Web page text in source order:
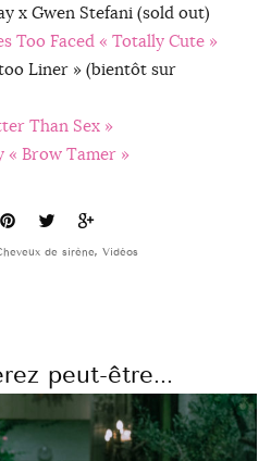
x Gwen Stefani (sold out)
Too Faced « Totally Cute »
Liner » (bientôt sur
Than Sex »
« Brow Tamer »
de sirène, Vidéos
peut-être...